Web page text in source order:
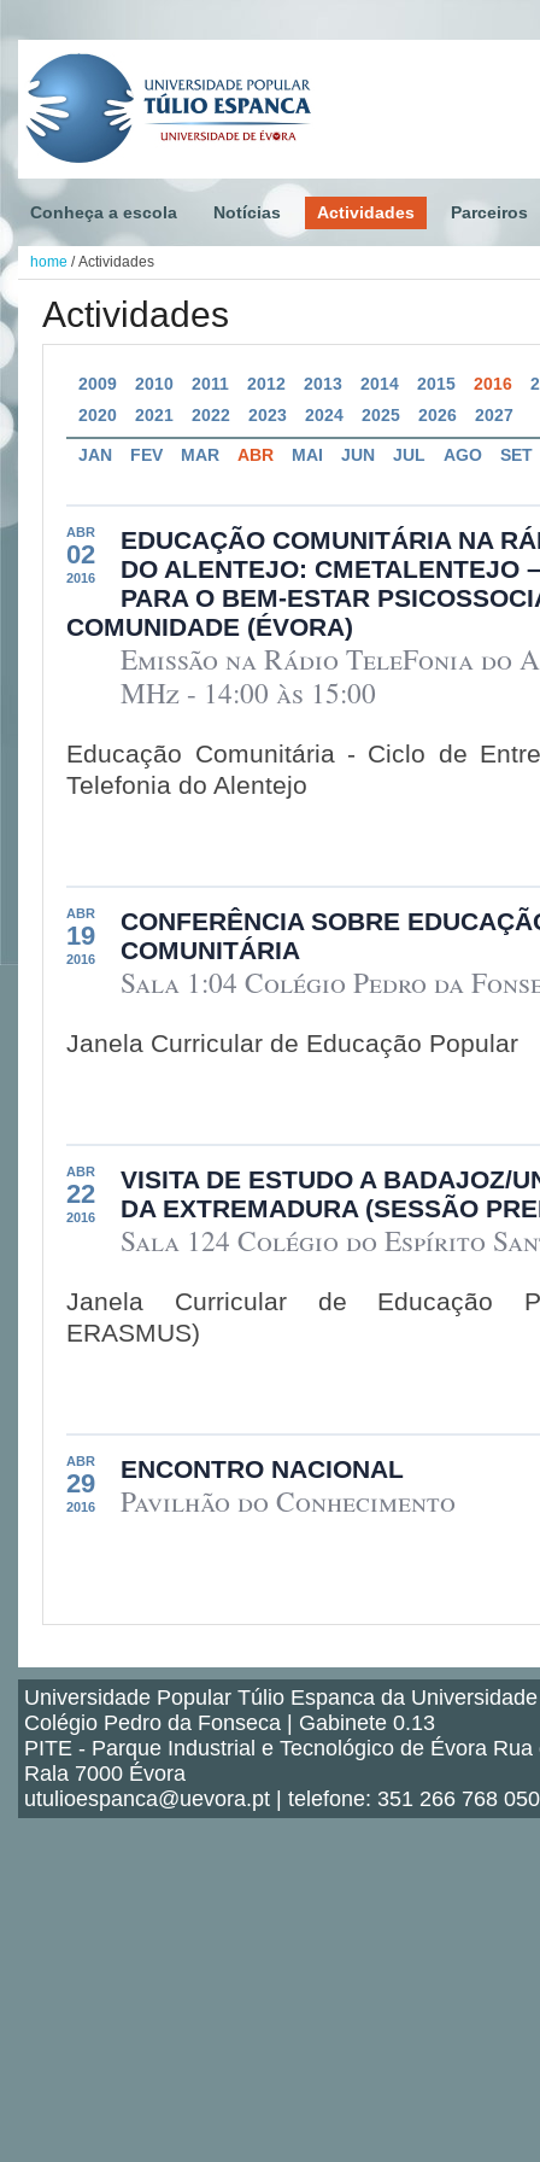
Conheça a escola Notícias Actividades Parceiros
home / Actividades
Actividades
2009 2010 2011 2012 2013 2014 2015 2016
2020
2021 2022 2023 2024 2025 2026 2027
JAN FEV MAR ABR MAI JUN JUL AGO SET
ABR
02
2016
EDUCAÇÃO COMUNITÁRIA NA
DO ALENTEJO: CMETALENTEJO
PARA O BEM-ESTAR
COMUNIDADE (ÉVORA)
Emissão na Rádio TeleFonia do
MHz - 14:00 às 15:00
Educação Comunitária - Ciclo de
Telefonia do Alentejo
ABR
19
2016
CONFERÊNCIA SOBRE
COMUNITÁRIA
Sala 1:04 Colégio Pedro da
Janela Curricular de Educação Popular
ABR
22
2016
VISITA DE ESTUDO A BADAJOZ/
DA EXTREMADURA (SESSÃO
Sala 124 Colégio do Espírito
Janela Curricular de Educação
ERASMUS)
ABR
29
2016
ENCONTRO NACIONAL
Pavilhão do Conhecimento
Universidade Popular Túlio Espanca da
Colégio Pedro da Fonseca | Gabinete 0.13
PITE - Parque Industrial e Tecnológico de Évora Rua
Rala 7000 Évora
utulioespanca@uevora.pt | telefone: 351 266 768 050